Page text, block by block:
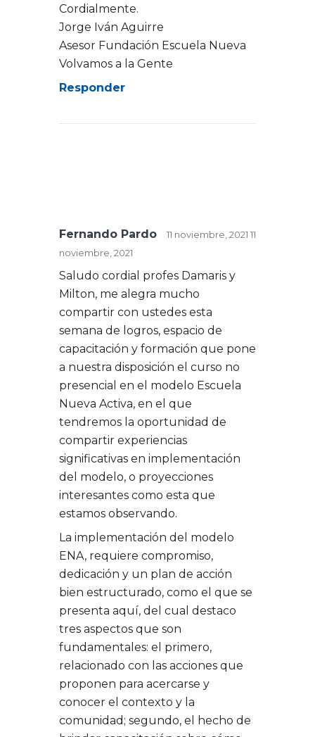
Cordialmente.
Jorge Iván Aguirre
Asesor Fundación Escuela Nueva
Volvamos a la Gente
Responder
Fernando Pardo 11 noviembre, 2021 11
noviembre, 2021
Saludo cordial profes Damaris y
Milton, me alegra mucho
compartir con ustedes esta
semana de logros, espacio de
capacitación y formación que pone
a nuestra disposición el curso no
presencial en el modelo Escuela
Nueva Activa, en el que
tendremos la oportunidad de
compartir experiencias
significativas en implementación
del modelo, o proyecciones
interesantes como esta que
estamos observando.
La implementación del modelo
ENA, requiere compromiso,
dedicación y un plan de acción
bien estructurado, como el que se
presenta aquí, del cual destaco
tres aspectos que son
fundamentales: el primero,
relacionado con las acciones que
proponen para acercarse y
conocer el contexto y la
comunidad; segundo, el hecho de